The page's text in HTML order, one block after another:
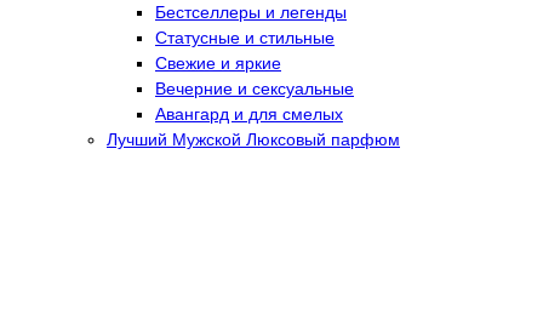
Бестселлеры и легенды
Статусные и стильные
Свежие и яркие
Вечерние и сексуальные
Авангард и для смелых
Лучший Мужской Люксовый парфюм